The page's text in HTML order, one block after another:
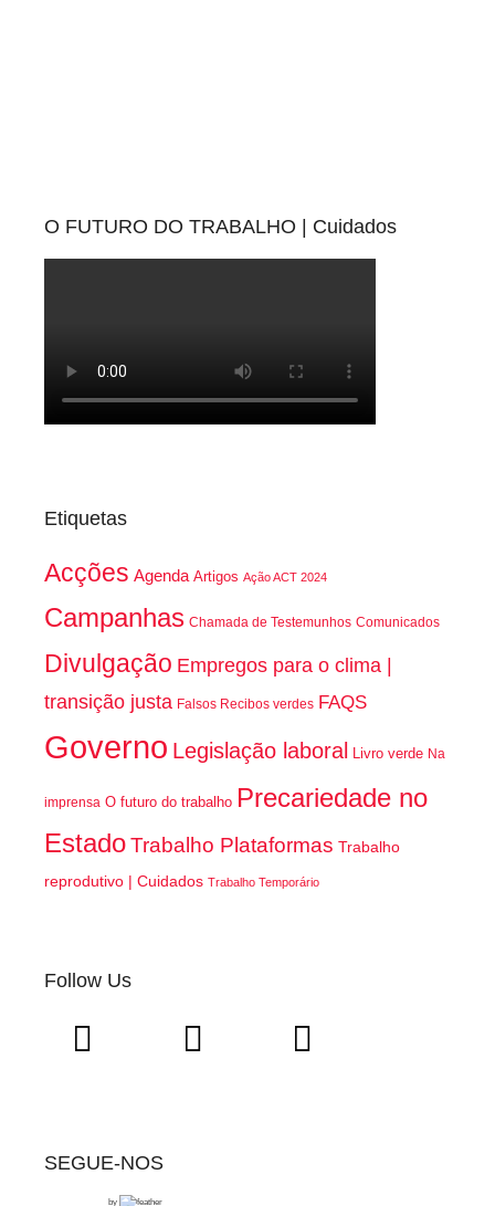
O FUTURO DO TRABALHO | Cuidados
Etiquetas
Acções Agenda Artigos Ação ACT 2024
Campanhas Chamada de Testemunhos Comunicados
Divulgação Empregos para o clima |
transição justa Falsos Recibos verdes FAQS
Governo Legislação laboral Livro verde Na
imprensa O futuro do trabalho Precariedade no
EstadoTrabalho Plataformas Trabalho
reprodutivo | Cuidados Trabalho Temporário
Follow Us
SEGUE-NOS
by